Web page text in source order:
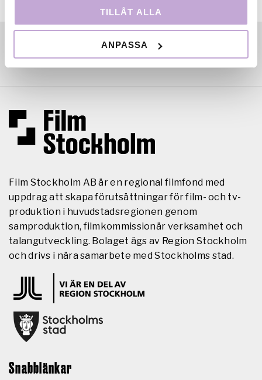
TILLÅT ALLA
ANPASSA
Film Stockholm AB är en regional filmfond med
uppdrag att skapa förutsättningar för film- och tv-
produktion i huvudstadsregionen genom
samproduktion, filmkommissionär verksamhet och
talangutveckling. Bolaget ägs av Region Stockholm
och drivs i nära samarbete med Stockholms stad.
Snabblänkar